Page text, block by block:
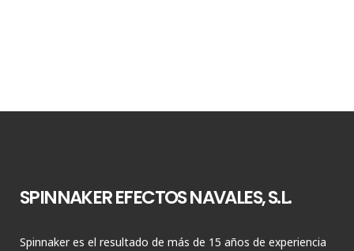
SPINNAKER EFECTOS NAVALES, S.L.
Spinnaker es el resultado de más de 15 años de experiencia